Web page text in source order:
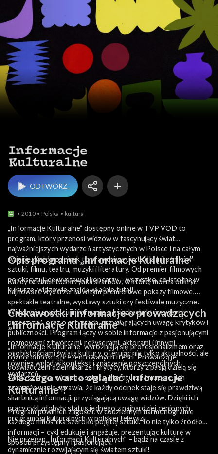
Informacje kulturalne
ODTWÓRZ
2010 Polska kultura
„Informacje Kulturalne” dostępny online w TVP VOD to
program, który przenosi widzów w fascynujący świat
najważniejszych wydarzeń artystycznych w Polsce i na całym
świecie. Każdy odcinek to prawdziwa uczta dla miłośników
sztuki, filmu, teatru, muzyki i literatury. Od premier filmowych
po ekscytujące wystawy i koncerty – wszystko, co istotne w
kulturze, widzowie znajdą właśnie tutaj!
Opis programu „Informacje Kulturalne”
Każdy odcinek to skrzynka skarbów, w której można odkryć
najnowsze wydarzenia, w tym premierowe pokazy filmowe,
spektakle teatralne, wystawy sztuki czy festiwale muzyczne.
Widzowie znajdą tu informacje o książkach, które warto
przeczytać, oraz o artystach, przyciągających uwagę krytyków i
publiczności. Program łączy w sobie informacje z pasjonującymi
rozmowami z twórcami, reżyserami, aktorami i innymi
osobistościami świata kultury, oferując nie tylko aktualności, ale
również wgląd w kontekst i znaczenie poszczególnych
wydarzeń.
Ciekawostki i informacje o prowadzących
„Informacje Kulturalne”
„Informacje Kulturalne” wyróżniają się profesjonalizmem oraz
różnorodnością prezentowanych treści. Prowadzą je
doświadczeni dziennikarze i krytycy, którzy z pasją dzielą się
swoją szeroką wiedzą o sztuce, literaturze i muzyce. Ich
zaangażowanie sprawia, że każdy odcinek staje się prawdziwą
skarbnicą informacji, przyciągającą uwagę widzów. Dzięki ich
pracy cykl zdobyły status jednego z najbardziej cenionych
programów kulturalnych w polskiej telewizji.
Dlaczego warto oglądać „Informacje
Kulturalne”?
Program powinien zagościć w codziennym harmonogramie
każdego miłośnika szeroko pojętej sztuki. To nie tylko źródło
informacji – cykl edukuje i angażuje, prezentując kulturę w
sposób przystępny i pasjonujący.
Nie przegap „Informacji Kulturalnych” – bądź na czasie z
dynamicznie rozwijającym się światem sztuki!